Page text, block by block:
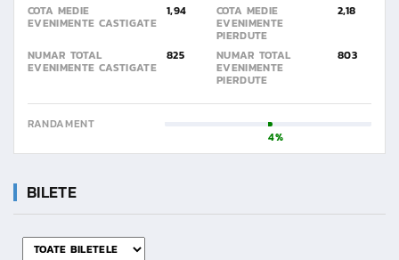
COTA MEDIE
EVENIMENTE CASTIGATE
1,94 COTA MEDIE
EVENIMENTE
PIERDUTE
2,18
NUMAR TOTAL
EVENIMENTE CASTIGATE
825 NUMAR TOTAL
EVENIMENTE
PIERDUTE
803
RANDAMENT
4%
BILETE